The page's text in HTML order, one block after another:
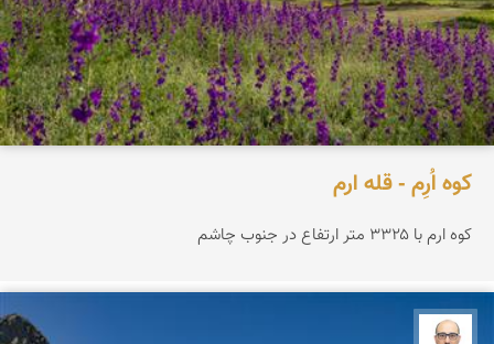
کوه اُرِم - قله ارم
کوه ارم با ۳۳۲۵ متر ارتفاع در جنوب چاشم